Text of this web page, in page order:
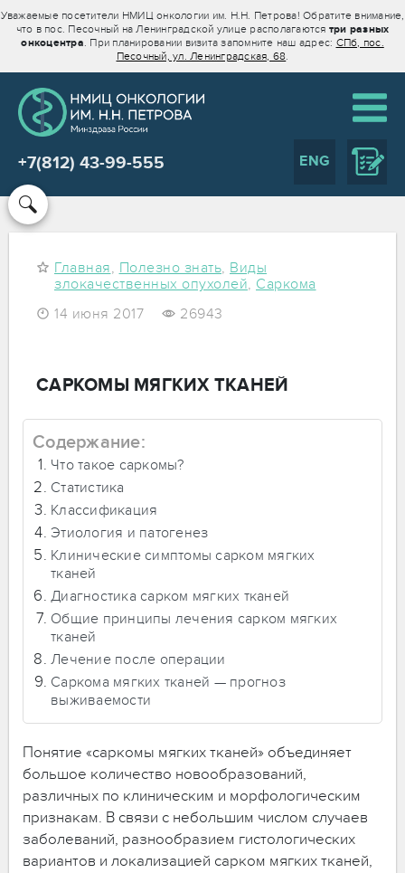
Уважаемые посетители НМИЦ онкологии им. Н.Н. Петрова! Обратите внимание,
что в пос. Песочный на Ленинградской улице располагаются три разных
онкоцентра. При планировании визита запомните наш адрес: СПб, пос.
Песочный, ул. Ленинградская, 68.
+7(812) 43-99-555 ENG
Главная, Полезно знать, Виды
злокачественных опухолей, Саркома
14 июня 2017
26943
САРКОМЫ МЯГКИХ ТКАНЕЙ
Содержание:
Что такое саркомы?
Статистика
Классификация
Этиология и патогенез
Клинические симптомы сарком мягких
тканей
Диагностика сарком мягких тканей
Общие принципы лечения сарком мягких
тканей
Лечение после операции
Саркома мягких тканей — прогноз
выживаемости
Понятие «саркомы мягких тканей» объединяет
большое количество новообразований,
различных по клиническим и морфологическим
признакам. В связи с небольшим числом случаев
заболеваний, разнообразием гистологических
вариантов и локализацией сарком мягких тканей,